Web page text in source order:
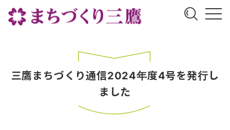
三鷹まちづくり通信2024年度4号を発行し
ました